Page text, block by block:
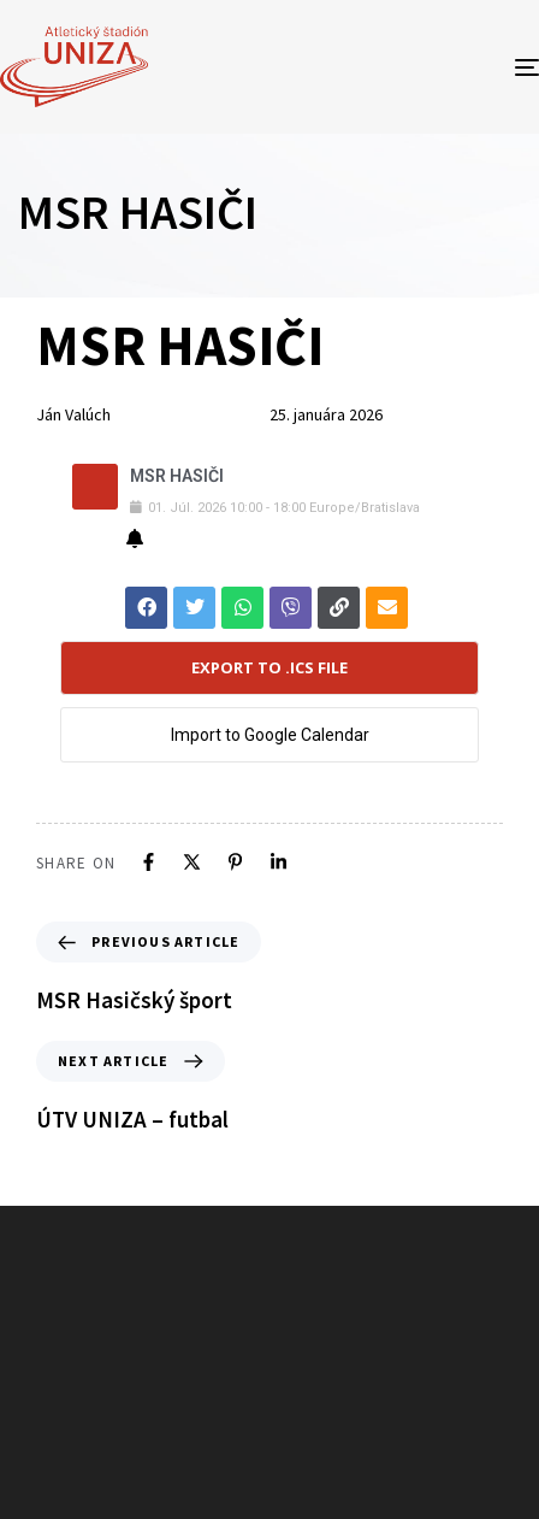
MSR HASIČI
IN:
MSR HASIČI
Ján Valúch
on:
25. januára 2026
MSR HASIČI
01 . Júl . 2026 10:00 - 18:00 Europe/Bratislava
EXPORT TO .ICS FILE
Import to Google Calendar
SHARE ON
PREVIOUS ARTICLE
MSR Hasičský šport
NEXT ARTICLE
ÚTV UNIZA – futbal